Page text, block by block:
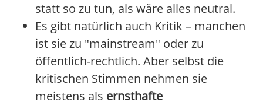
statt so zu tun, als wäre alles neutral.
Es gibt natürlich auch Kritik – manchen
ist sie zu "mainstream" oder zu
öffentlich-rechtlich. Aber selbst die
kritischen Stimmen nehmen sie
meistens als ernsthafte